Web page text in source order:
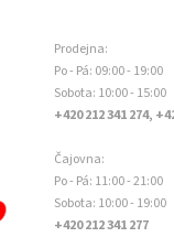
Prodejna:
Po - Pá: 09:00 - 19:00
Sobota: 10:00 - 15:00
+420 212 341 274,
Čajovna:
Po - Pá: 11:00 - 21:00
Sobota: 10:00 - 19:00
+420 212 341 277